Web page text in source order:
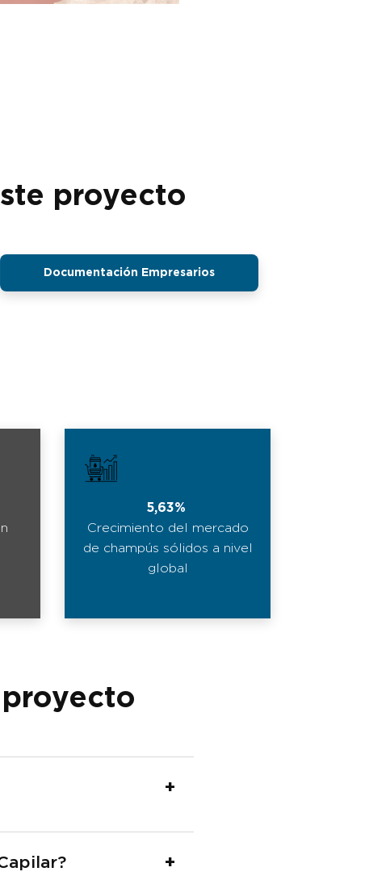
proyecto
Documentación Empresarios
5,63%
Crecimiento del mercado
de champús sólidos a nivel
global
proyecto